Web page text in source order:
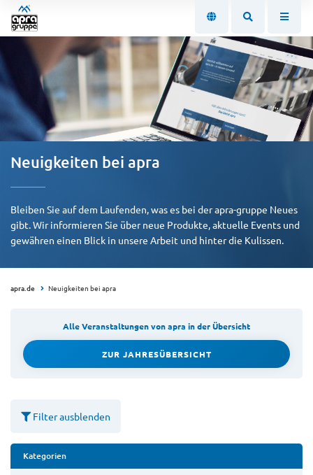
Neuigkeiten bei apra
Bleiben Sie auf dem Laufenden, was es bei der apra-gruppe Neues
gibt. Wir informieren Sie über neue Produkte, aktuelle Events und
gewähren einen Blick in unsere Arbeit und hinter die Kulissen.
apra.de Neuigkeiten bei apra
Alle Veranstaltungen von apra in der Übersicht
ZUR JAHRESÜBERSICHT
Filter ausblenden
Kategorien